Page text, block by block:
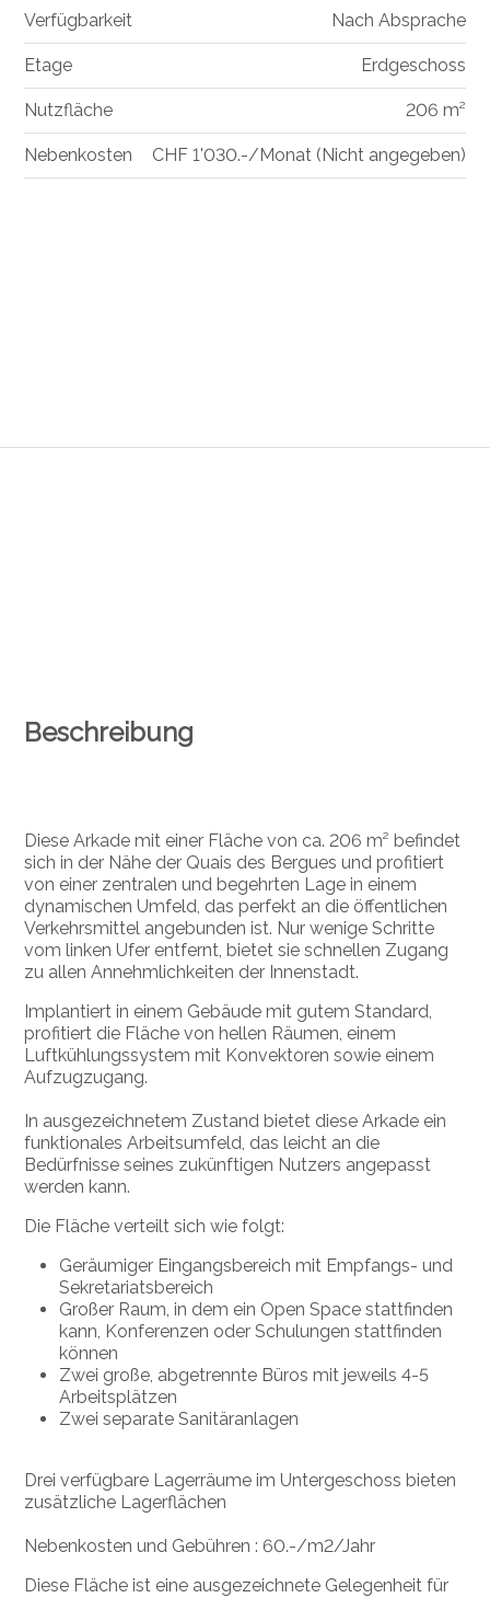
Beschreibung
Diese Arkade mit einer Fläche von ca. 206 m² befindet
sich in der Nähe der Quais des Bergues und profitiert
von einer zentralen und begehrten Lage in einem
dynamischen Umfeld, das perfekt an die öffentlichen
Verkehrsmittel angebunden ist. Nur wenige Schritte
vom linken Ufer entfernt, bietet sie schnellen Zugang
zu allen Annehmlichkeiten der Innenstadt.
Implantiert in einem Gebäude mit gutem Standard,
profitiert die Fläche von hellen Räumen, einem
Luftkühlungssystem mit Konvektoren sowie einem
Aufzugzugang.
In ausgezeichnetem Zustand bietet diese Arkade ein
funktionales Arbeitsumfeld, das leicht an die
Bedürfnisse seines zukünftigen Nutzers angepasst
werden kann.
Die Fläche verteilt sich wie folgt:
Geräumiger Eingangsbereich mit Empfangs- und
Sekretariatsbereich
Großer Raum, in dem ein Open Space stattfinden
kann, Konferenzen oder Schulungen stattfinden
können
Zwei große, abgetrennte Büros mit jeweils 4-5
Arbeitsplätzen
Zwei separate Sanitäranlagen
Drei verfügbare Lagerräume im Untergeschoss bieten
zusätzliche Lagerflächen
Nebenkosten und Gebühren : 60.-/m2/Jahr
Diese Fläche ist eine ausgezeichnete Gelegenheit für
Verfügbarkeit Nach Absprache
Etage Erdgeschoss
Nutzfläche 206 m²
Nebenkosten CHF 1'030.-/Monat (Nicht angegeben)